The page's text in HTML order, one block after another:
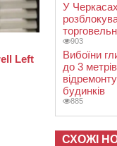
У
903
Вибоїни
до 3
будинків
885
СХОЖІ